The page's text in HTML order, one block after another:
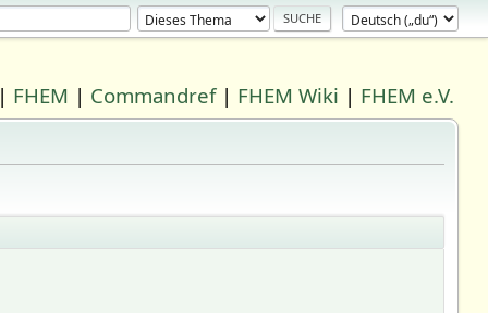
FHEM | Commandref| FHEM Wiki | FHEM e.V.